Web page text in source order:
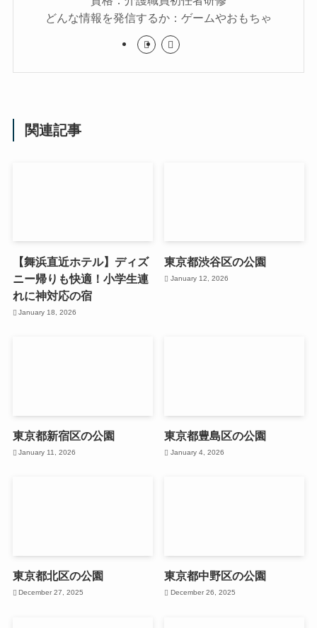
どんな情報を発信するか：ゲームやおもちゃ
関連記事
【舞浜直近ホテル】ディズ
ニー帰りも快適！小学生連
れに神対応の宿
January 18, 2026
東京都渋谷区の公園
January 12, 2026
東京都新宿区の公園
January 11, 2026
東京都豊島区の公園
January 4, 2026
東京都北区の公園
December 27, 2025
東京都中野区の公園
December 26, 2025